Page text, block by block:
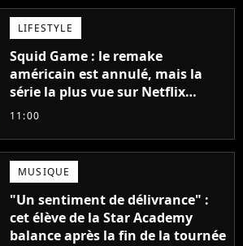
LIFESTYLE
Squid Game : le remake
américain est annulé, mais la
série la plus vue sur Netflix
pourrait avoir une version
11:00
MUSIQUE
"Un sentiment de délivrance" :
cet élève de la Star Academy
balance après la fin de la tournée